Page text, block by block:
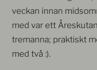
veckan innan
med var ett
tremanna; praktiskt
med två :).